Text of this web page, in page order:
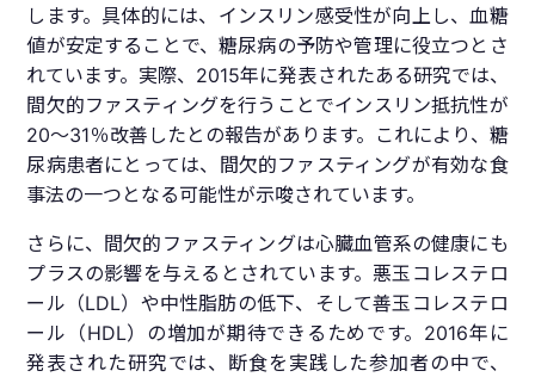
します。具体的には、インスリン感受性が向上し、血糖
値が安定することで、糖尿病の予防や管理に役立つとさ
れています。実際、2015年に発表されたある研究では、
間欠的ファスティングを行うことでインスリン抵抗性が
20〜31％改善したとの報告があります。これにより、糖
尿病患者にとっては、間欠的ファスティングが有効な食
事法の一つとなる可能性が示唆されています。
さらに、間欠的ファスティングは心臓血管系の健康にも
プラスの影響を与えるとされています。悪玉コレステロ
ール（LDL）や中性脂肪の低下、そして善玉コレステロ
ール（HDL）の増加が期待できるためです。2016年に
発表された研究では、断食を実践した参加者の中で、